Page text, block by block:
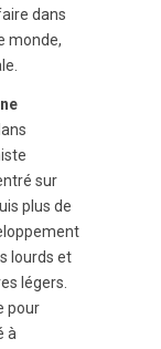
dans
monde,
sur
plus de
lourds et
légers.
pour
à